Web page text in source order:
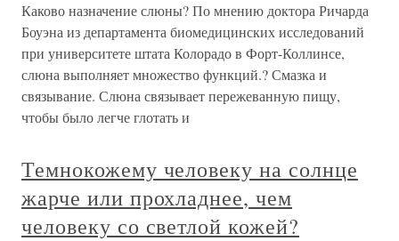
Каково назначение слюны? По мнению доктора Ричарда
Боуэна из департамента биомедицинских исследований
при университете штата Колорадо в Форт-Коллинсе,
слюна выполняет множество функций.? Смазка и
связывание. Слюна связывает пережеванную пищу,
чтобы было легче глотать и
Темнокожему человеку на солнце
жарче или прохладнее, чем
человеку со светлой кожей?